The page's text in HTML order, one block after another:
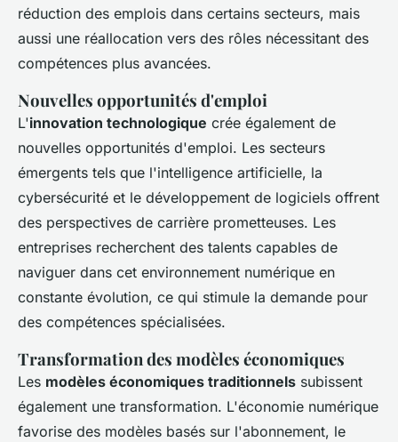
réduction des emplois dans certains secteurs, mais
aussi une réallocation vers des rôles nécessitant des
compétences plus avancées.
Nouvelles opportunités d'emploi
L'innovation technologique crée également de
nouvelles opportunités d'emploi. Les secteurs
émergents tels que l'intelligence artificielle, la
cybersécurité et le développement de logiciels offrent
des perspectives de carrière prometteuses. Les
entreprises recherchent des talents capables de
naviguer dans cet environnement numérique en
constante évolution, ce qui stimule la demande pour
des compétences spécialisées.
Transformation des modèles économiques
Les modèles économiques traditionnels subissent
également une transformation. L'économie numérique
favorise des modèles basés sur l'abonnement, le